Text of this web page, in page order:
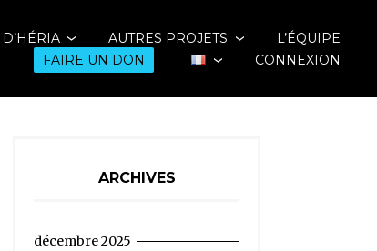
AUTRES PROJETS
L’ÉQUIPE
FAIRE UN DON CONNEXION
ARCHIVES
décembre 2025